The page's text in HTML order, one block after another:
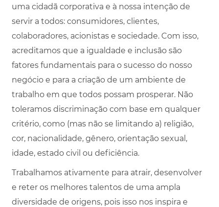
uma cidadã corporativa e à nossa intenção de
servir a todos: consumidores, clientes,
colaboradores, acionistas e sociedade. Com isso,
acreditamos que a igualdade e inclusão são
fatores fundamentais para o sucesso do nosso
negócio e para a criação de um ambiente de
trabalho em que todos possam prosperar. Não
toleramos discriminação com base em qualquer
critério, como (mas não se limitando a) religião,
cor, nacionalidade, gênero, orientação sexual,
idade, estado civil ou deficiência.
Trabalhamos ativamente para atrair, desenvolver
e reter os melhores talentos de uma ampla
diversidade de origens, pois isso nos inspira e